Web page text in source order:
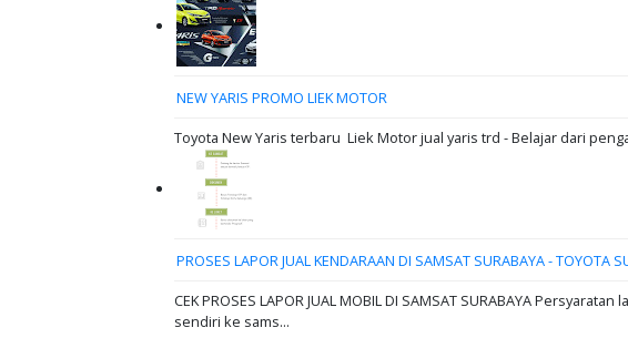
NEW YARIS PROMO LIEK MOTOR
Toyota New Yaris terbaru Liek Motor jual yaris trd - Belajar dari
PROSES LAPOR JUAL KENDARAAN DI SAMSAT SURABAYA - TOYOTA
CEK PROSES LAPOR JUAL MOBIL DI SAMSAT SURABAYA
sendiri ke sams...